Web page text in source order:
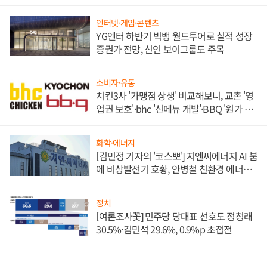
인터넷·게임·콘텐츠
YG엔터 하반기 빅뱅 월드투어로 실적 성장
증권가 전망, 신인 보이그룹도 주목
소비자·유통
치킨3사 '가맹점 상생' 비교해보니, 교촌 '영
업권 보호'·bhc '신메뉴 개발'·BBQ '원가 부
화학·에너지
[김민정 기자의 '코스뽀'] 지엔씨에너지 AI 붐
에 비상발전기 호황, 안병철 친환경 에너지
정치
[여론조사꽃] 민주당 당대표 선호도 정청래
30.5%·김민석 29.6%, 0.9%p 초접전